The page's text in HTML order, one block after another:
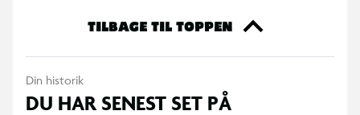
TILBAGE TIL TOPPEN
Din historik
DU HAR SENEST SET PÅ